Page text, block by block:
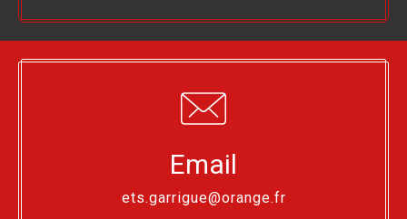
Email
ets.garrigue@orange.fr